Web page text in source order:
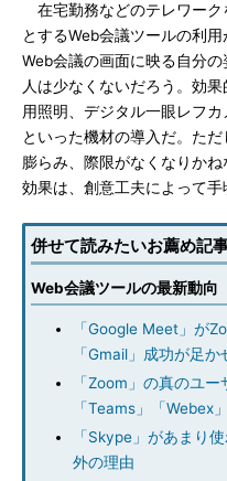
在宅勤務などのテレワーク
とするWeb会議ツールの利
Web会議の画面に映る自分
人は少なくないだろう。効
用照明、デジタル一眼レフ
といった機材の導入だ。た
膨らみ、際限がなくなりか
効果は、創意工夫によって手
併せて読みたいお薦め記
Web会議ツールの最新動向
「Google Meet」が
「Gmail」成功が足か
「Zoom」の真のユ
「Teams」「Webex
「Skype」があまり
外の理由